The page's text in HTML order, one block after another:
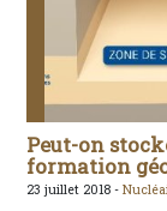
Peut-on
formation
23 juillet 2018 -